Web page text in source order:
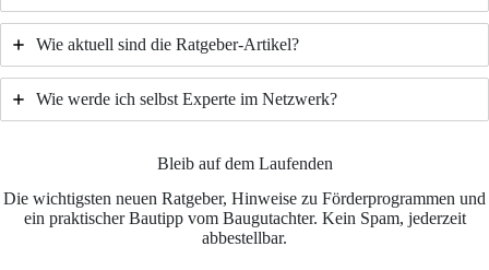
Wie aktuell sind die Ratgeber-Artikel?
Wie werde ich selbst Experte im Netzwerk?
Bleib auf dem Laufenden
Die wichtigsten neuen Ratgeber, Hinweise zu Förderprogrammen und
ein praktischer Bautipp vom Baugutachter. Kein Spam, jederzeit
abbestellbar.